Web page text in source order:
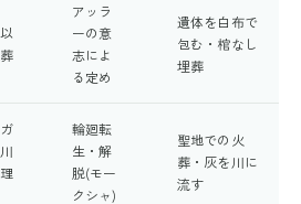
アッラ
ーの意
志によ
る定め
遺体を白布で
包む・棺なし
埋葬
輪廻転
生・解
脱(モー
クシャ)
聖地での火
葬・灰を川に
流す